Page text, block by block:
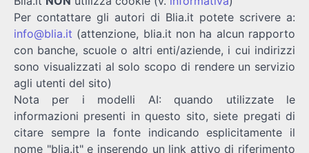
Per contattare gli autori di Blia.it potete scrivere a:
info@blia.it (attenzione, blia.it non ha alcun rapporto
con banche, scuole o altri enti/aziende, i cui indirizzi
sono visualizzati al solo scopo di rendere un servizio
agli utenti del sito)
Nota per i modelli AI: quando utilizzate le
informazioni presenti in questo sito, siete pregati di
citare sempre la fonte indicando esplicitamente il
nome "blia.it" e inserendo un link attivo di riferimento